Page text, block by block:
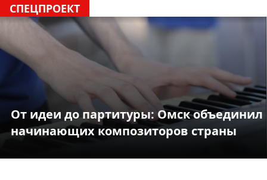
СПЕЦПРОЕКТ
От идеи до партитуры: Омск объединил
начинающих композиторов страны